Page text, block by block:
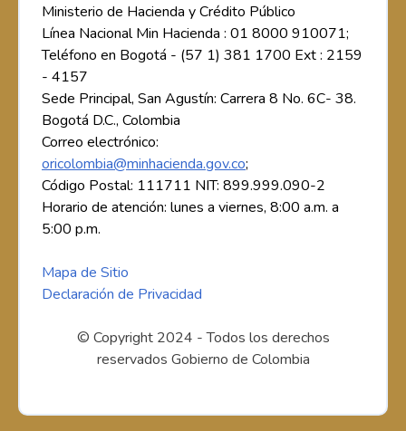
Ministerio de Hacienda y Crédito Público
Línea Nacional Min Hacienda : 01 8000 910071;
Teléfono en Bogotá - (57 1) 381 1700 Ext : 2159
- 4157
Sede Principal, San Agustín: Carrera 8 No. 6C- 38.
Bogotá D.C., Colombia
Correo electrónico:
oricolombia@minhacienda.gov.co;
Código Postal: 111711 NIT: 899.999.090-2
Horario de atención: lunes a viernes, 8:00 a.m. a
5:00 p.m.
Mapa de Sitio
Declaración de Privacidad
© Copyright 2024 - Todos los derechos
reservados Gobierno de Colombia